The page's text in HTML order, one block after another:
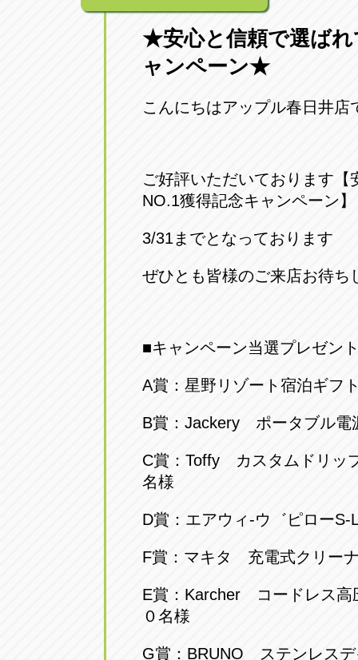
アップル
0586-28-
0568-85-
アップル
0568-25-
アップル
0566-43-
0569-35-
アップル
0568-76-
アップル
アップル
アップル一宮22号店
愛知県一宮市朝日3-4-12
愛知県春日井市八田町2-1-16
アップル名岐バイパス春日店
愛知県北名古屋市中之郷八反
アップル碧南店
愛知県碧南市立山町4-32-1
愛知県常滑市長間37-1
アップル小牧店
愛知県小牧市久保新町20
アップル尾張旭店
アップル岩倉店
オートフレンド
★安心と信頼で選ばれ
ャンペーン★
こんにちはアップル春日井店
ご好評いただいております【
NO.1獲得記念キャンペーン
3/31までとなっております
ぜひとも皆様のご来店お待ち
■キャンペーン当選プレゼン
A賞：星野リゾート宿泊ギフ
B賞：Jackery ポータブル電
C賞：Toffy カスタムドリッ
名様
D賞：エアウィ‐ウ゛ピローS-
F賞：マキタ 充電式クリー
E賞：Karcher コードレス高
０名様
G賞：BRUNO ステンレス